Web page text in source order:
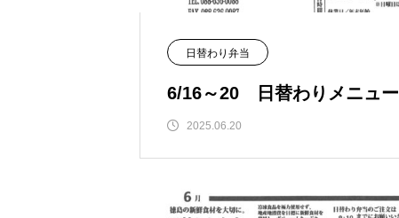
日替わり弁当
6/16～20 日替わりメニュー
2025.06.20